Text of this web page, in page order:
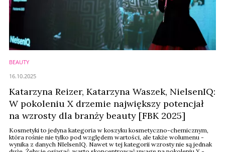
BEAUTY
Katarzyna Reizer, Katarzyna Waszek, NielsenIQ:
W pokoleniu X drzemie największy potencjał
na wzrosty dla branży beauty [FBK 2025]
Kosmetyki to jedyna kategoria w koszyku kosmetyczno-chemicznym,
która rośnie nie tylko pod względem wartości, ale także wolumenu -
wynika z danych NIelsenIQ. Nawet w tej kategorii wzrosty nie są jednak
16.10.2025